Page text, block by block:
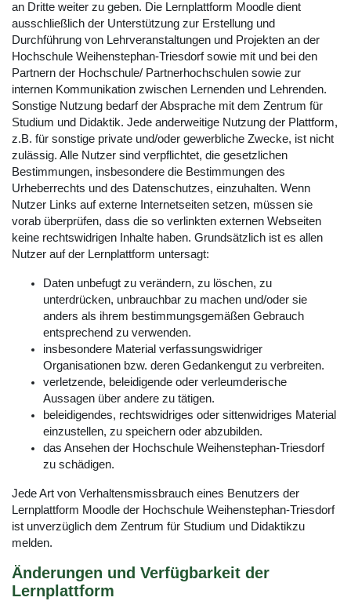
an Dritte weiter zu geben. Die Lernplattform Moodle dient
ausschließlich der Unterstützung zur Erstellung und
Durchführung von Lehrveranstaltungen und Projekten an der
Hochschule Weihenstephan-Triesdorf sowie mit und bei den
Partnern der Hochschule/ Partnerhochschulen sowie zur
internen Kommunikation zwischen Lernenden und Lehrenden.
Sonstige Nutzung bedarf der Absprache mit dem Zentrum für
Studium und Didaktik. Jede anderweitige Nutzung der Plattform,
z.B. für sonstige private und/oder gewerbliche Zwecke, ist nicht
zulässig. Alle Nutzer sind verpflichtet, die gesetzlichen
Bestimmungen, insbesondere die Bestimmungen des
Urheberrechts und des Datenschutzes, einzuhalten. Wenn
Nutzer Links auf externe Internetseiten setzen, müssen sie
vorab überprüfen, dass die so verlinkten externen Webseiten
keine rechtswidrigen Inhalte haben. Grundsätzlich ist es allen
Nutzer auf der Lernplattform untersagt:
Daten unbefugt zu verändern, zu löschen, zu
unterdrücken, unbrauchbar zu machen und/oder sie
anders als ihrem bestimmungsgemäßen Gebrauch
entsprechend zu verwenden.
insbesondere Material verfassungswidriger
Organisationen bzw. deren Gedankengut zu verbreiten.
verletzende, beleidigende oder verleumderische
Aussagen über andere zu tätigen.
beleidigendes, rechtswidriges oder sittenwidriges Material
einzustellen, zu speichern oder abzubilden.
das Ansehen der Hochschule Weihenstephan-Triesdorf
zu schädigen.
Jede Art von Verhaltensmissbrauch eines Benutzers der
Lernplattform Moodle der Hochschule Weihenstephan-Triesdorf
ist unverzüglich dem Zentrum für Studium und Didaktikzu
melden.
Änderungen und Verfügbarkeit der
Lernplattform